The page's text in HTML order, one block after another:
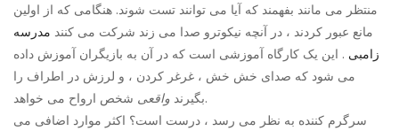
منتظر می مانند بفهمند که آیا می توانند تست شوند. هنگامی که از اولین
مانع عبور کردند ، در آنچه نیکوترو صدا می زند شرکت می کنند مدرسه
زامبی . این یک کارگاه آموزشی است که در آن به بازیگران آموزش داده
می شود که صدای خش خش ، غرغر کردن ، و لرزش در اطراف را
بگیرند واقعی
شخص ارواح می خواهد.
سرگرم کننده به نظر می رسد ، درست است؟ اکثر موارد اضافی می